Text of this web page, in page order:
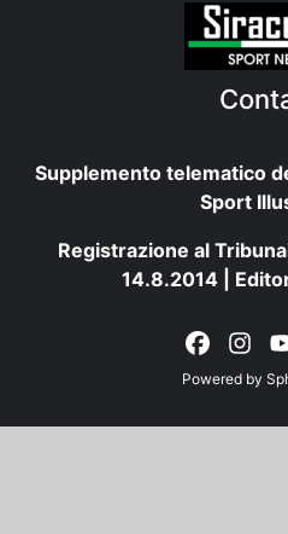
Supplemento telematico
Sport
Registrazione al
14.8.2014 |
Powered by